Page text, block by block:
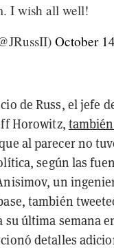
I wish all well!
October
de Russ, el jefe
Horowitz,
al parecer no
según las
un
también
su última semana
detalles